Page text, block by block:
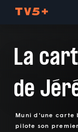
La
de
Muni d'une carte
pilote son